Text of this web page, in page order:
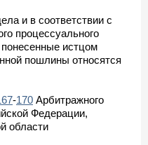
и в соответствии с
процессуального
истцом
пошлины относятся
-170 Арбитражного
Федерации,
области